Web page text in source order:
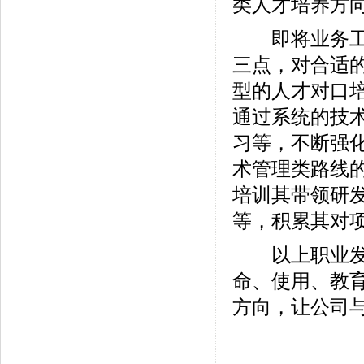
类人才培养方
即将业务工
三点，对合适
型的人才对口
通过系统的技
习等，不断强
术管理类路线
培训其带领研
等，积累其对
以上职业发
命、使用、教
方向，让公司